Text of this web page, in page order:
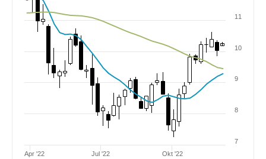
Jul '22
Apr '22 Okt '22
7
8
9
10
11